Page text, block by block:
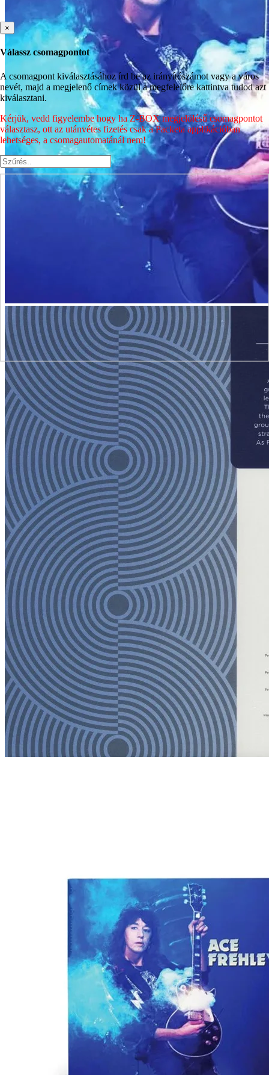
×
Válassz csomagpontot
A csomagpont kiválasztásához írd be az irányítószámot vagy a város
nevét, majd a megjelenő címek közül a megfelelőre kattintva tudod azt
kiválasztani.
Kérjük, vedd figyelembe hogy ha Z-BOX megjelölésű csomagpontot
választasz, ott az utánvétes fizetés csak a Packeta applikációban
lehetséges, a csomagautomatánál nem!